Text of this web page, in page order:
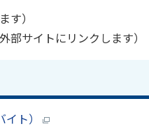
す）
外部サイトにリンクします）
イト）